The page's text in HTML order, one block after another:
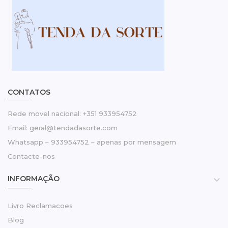
CONTATOS
Rede movel nacional: +351 933954752
Email: geral@tendadasorte.com
Whatsapp – 933954752 – apenas por mensagem
Contacte-nos
INFORMAÇÃO 
Livro Reclamacoes
Blog